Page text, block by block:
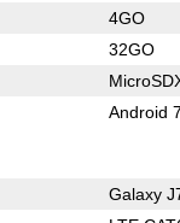
4GO
32GO
Android
Galaxy